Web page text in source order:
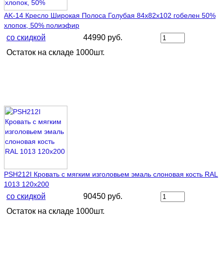
AK-14 Кресло Широкая Полоса Голубая 84х82х102 гобелен 50%
хлопок, 50% полиэфир
со скидкой
44990 руб.
Остаток на складе 1000шт.
PSH212I Кровать с мягким изголовьем эмаль слоновая кость RAL
1013 120х200
со скидкой
90450 руб.
Остаток на складе 1000шт.